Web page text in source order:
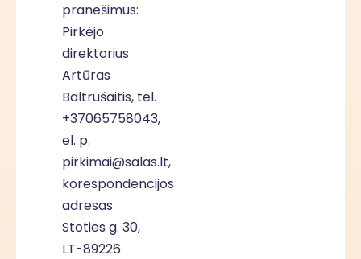
pranešimus:
Pirkėjo
direktorius
Artūras
Baltrušaitis, tel.
+37065758043,
el. p.
pirkimai@salas.lt,
korespondencijos
adresas
Stoties g. 30,
LT-89226